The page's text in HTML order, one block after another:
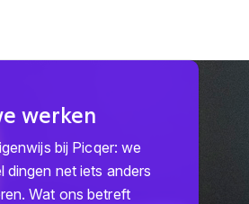
werken
bij Picqer: we
dingen net iets anders
Wat ons betreft